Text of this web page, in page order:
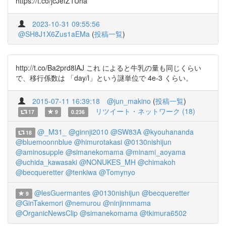
2023-10-31 09:55:56
@SH8J1X6Zus1aEMa (投稿一覧)
http://t.co/Ba2prd8lAJ これ によると牛乳の量も同じくらい
で、移行係数は 「day/l」という謎単位で 4e-3 くらい。
2015-07-11 16:39:18 @jun_makino (投稿一覧)
17 9 0.236 リツイート・ネットワーク (18)
18 @_M31_ @ginnji2010 @SW83A @kyouhananda
@bluemoonnblue @himurotakasi @0130nishijun
@aminosupple @simanekomama @minami_aoyama
@uchida_kawasaki @NONUKES_MH @chimakoh
@becqueretter @tenkiwa @Tomynyo
9 @lesGuermantes @0130nishijun @becqueretter
@GinTakemori @nemurou @ninjinnmama
@OrganicNewsClip @simanekomama @tkimura6502